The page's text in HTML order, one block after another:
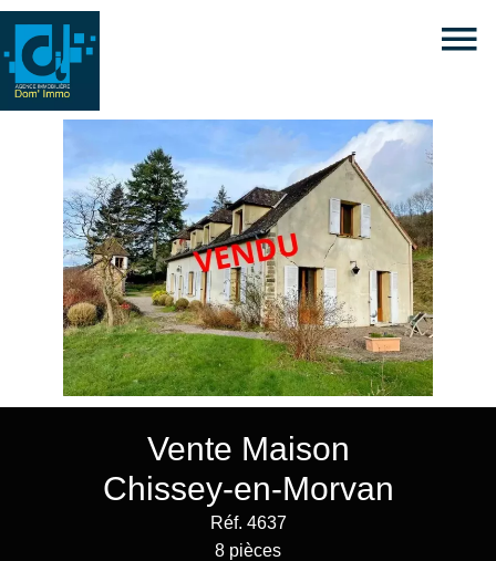
Vente Maison
Chissey-en-Morvan
Réf. 4637
8 pièces